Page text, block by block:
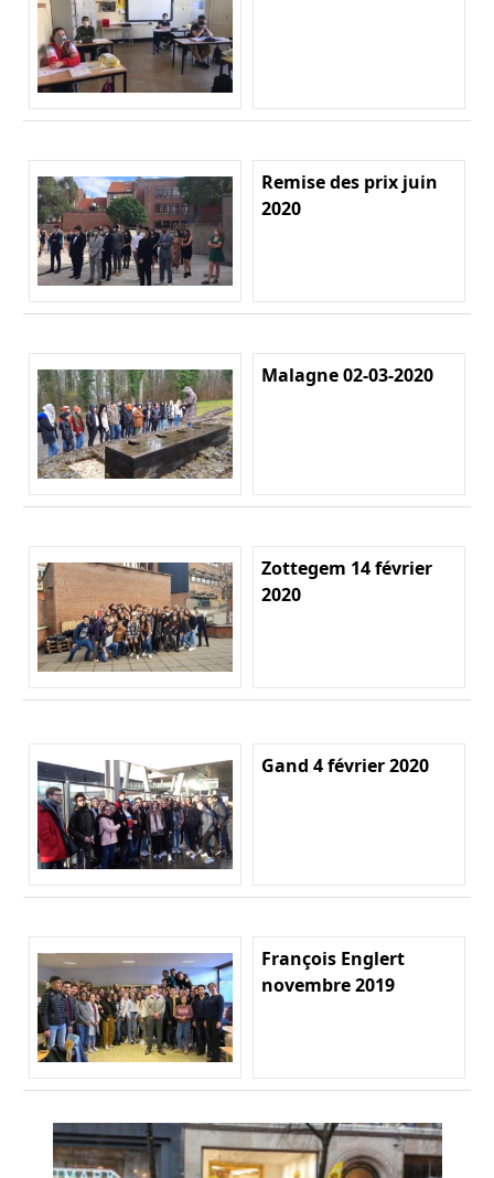
Remise des prix juin
2020
Malagne 02-03-2020
Zottegem 14 février
2020
Gand 4 février 2020
François Englert
novembre 2019